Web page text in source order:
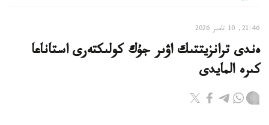
21:46, 10 تامىز 2026
ەندى ترانزيتتىك اۋىر جۇك كولىكتەرى استاناعا
كىرە المايدى